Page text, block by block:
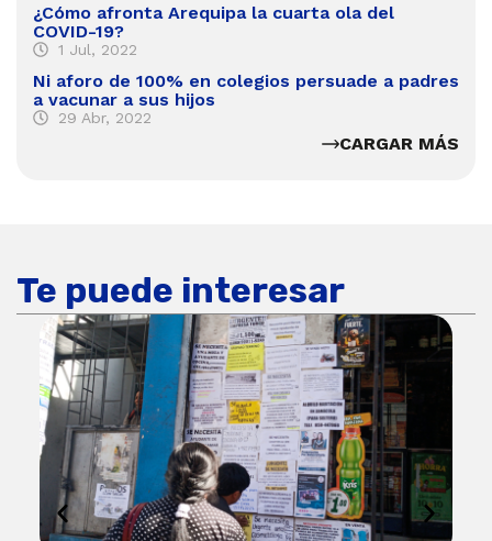
¿Cómo afronta Arequipa la cuarta ola del
COVID-19?
1 Jul, 2022
Ni aforo de 100% en colegios persuade a padres
a vacunar a sus hijos
29 Abr, 2022
CARGAR MÁS
Te puede interesar